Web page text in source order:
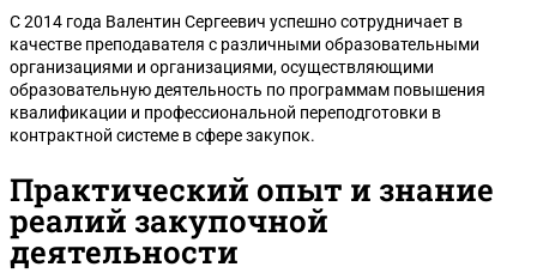
С 2014 года Валентин Сергеевич успешно сотрудничает в
качестве преподавателя с различными образовательными
организациями и организациями, осуществляющими
образовательную деятельность по программам повышения
квалификации и профессиональной переподготовки в
контрактной системе в сфере закупок.
Практический опыт и знание
реалий закупочной
деятельности